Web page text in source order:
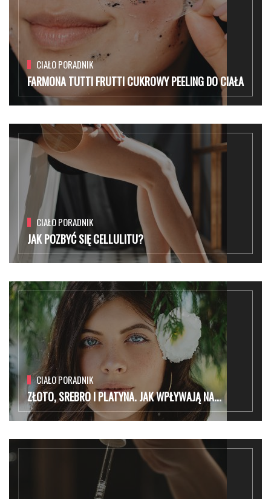
CIAŁO PORADNIK
FARMONA TUTTI FRUTTI CUKROWY PEELING DO CIAŁA
CIAŁO PORADNIK
JAK POZBYĆ SIĘ CELLULITU?
CIAŁO PORADNIK
ZŁOTO, SREBRO I PLATYNA. JAK WPŁYWAJĄ NA...